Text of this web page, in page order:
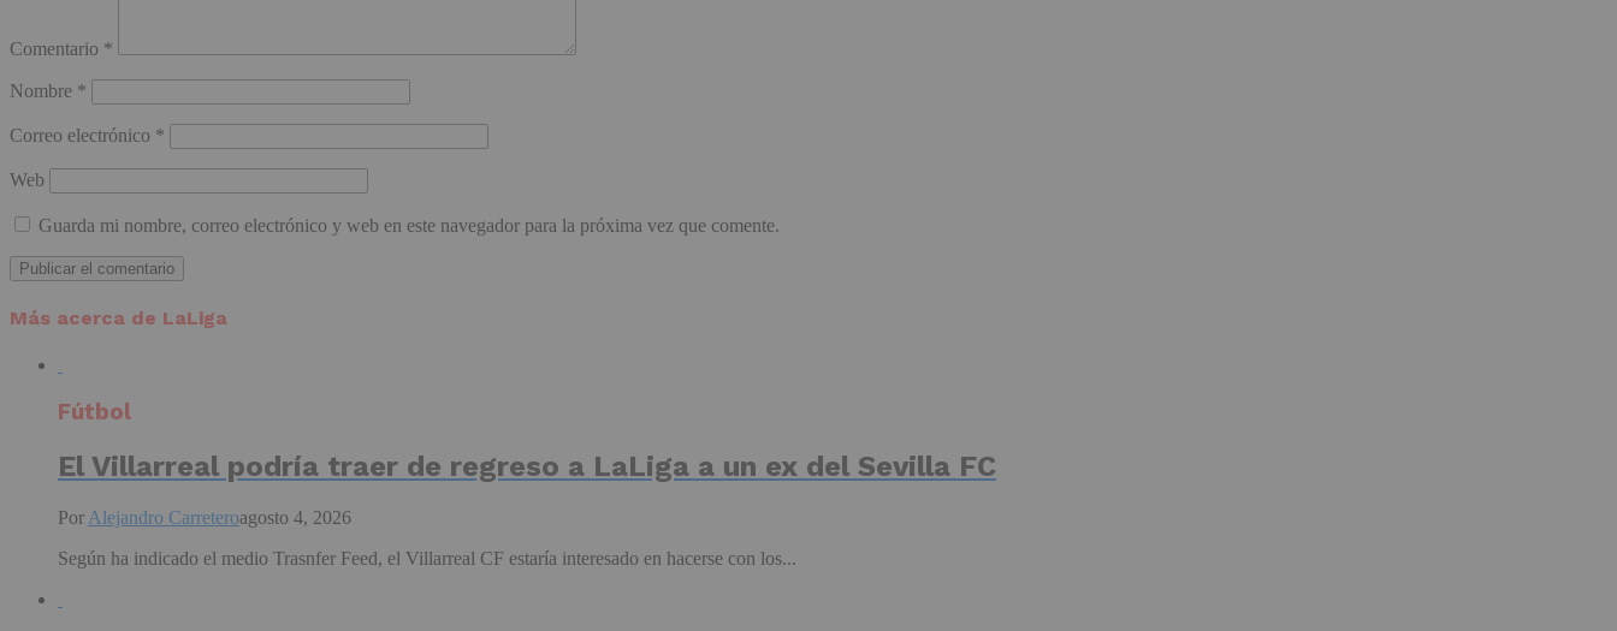
Comentario *
Nombre *
Correo electrónico *
Web
Guarda mi nombre, correo electrónico y web en este navegador para la próxima vez que comente.
Más acerca de LaLiga
Fútbol
El Villarreal podría traer de regreso a LaLiga a un ex del Sevilla FC
Por Alejandro Carreteroagosto 4, 2026
Según ha indicado el medio Trasnfer Feed, el Villarreal CF estaría interesado en hacerse con los...